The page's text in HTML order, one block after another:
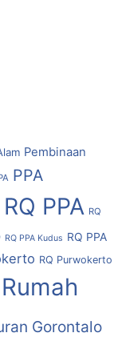
Pembinaan
PPA
RQ PPA RQ
RQ PPA Kudus RQ PPA
RQ Purwokerto
Rumah
Gorontalo